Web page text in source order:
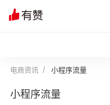
私域日历
电商资讯 小程序流量
小程序流量